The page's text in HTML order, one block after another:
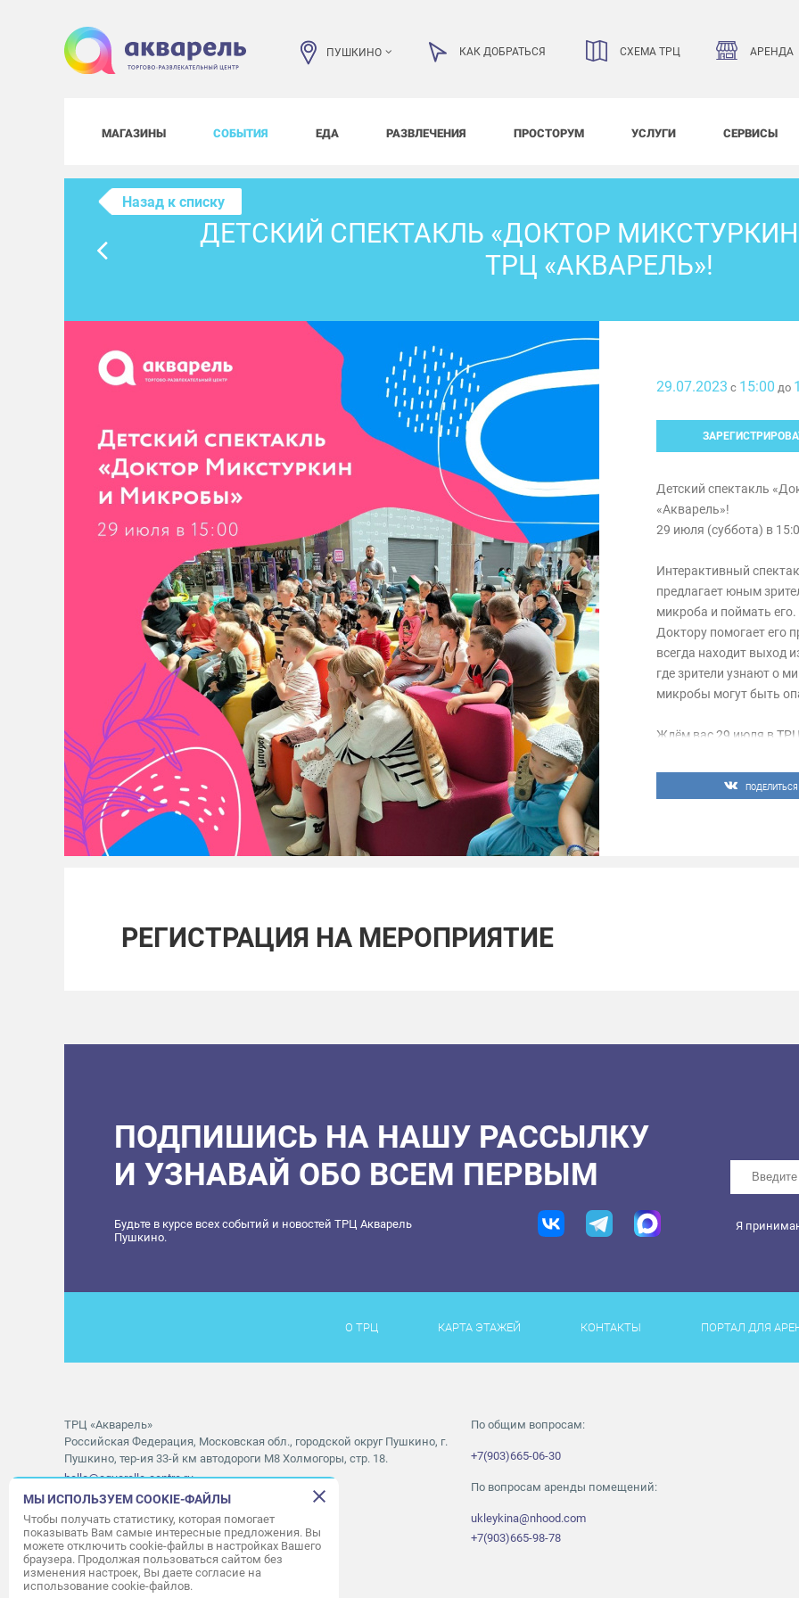
ПУШКИНО КАК ДОБРАТЬСЯ СХЕМА ТРЦ АРЕНДА
МАГАЗИНЫ СОБЫТИЯ ЕДА РАЗВЛЕЧЕНИЯ ПРОСТОРУМ УСЛУГИ СЕРВИСЫ
Назад к списку
ДЕТСКИЙ СПЕКТАКЛЬ «ДОКТОР
ТРЦ «АКВАРЕЛЬ»!
29.07.2023 с 15:00 до
Детский спектакль
«Акварель»!
29 июля (суббота) в
Интерактивный
предлагает юным
микроба и поймать
Доктору помогает его
всегда находит выход
где зрители узнают о
микробы могут быть
Ждём вас 29 июля в
https://
ПОДЕЛИТЬСЯ
РЕГИСТРАЦИЯ НА МЕРОПРИЯТИЕ
ПОДПИШИСЬ НА НАШУ РАССЫЛКУ
И УЗНАВАЙ ОБО ВСЕМ ПЕРВЫМ
Будьте в курсе всех событий и новостей ТРЦ Акварель
Пушкино.
Я
О ТРЦ КАРТА ЭТАЖЕЙ КОНТАКТЫ ПОРТАЛ ДЛЯ
ТРЦ «Акварель»
Российская Федерация, Московская обл., городской округ Пушкино, г.
Пушкино, тер-ия 33-й км автодороги М8 Холмогоры, стр. 18.
hello@aquarelle-centre.ru
Часы работы ТРЦ:с 10:00 до 22:00
Часы работы АШАН:с 07:30 до 23:00
Часы работы Мори Синема:с 10:00 до 01:00
По общим вопросам:
+7(903)665-06-30
По вопросам аренды помещений:
ukleykina@nhood.com
+7(903)665-98-78
МЫ ИСПОЛЬЗУЕМ COOKIE-ФАЙЛЫ
Чтобы получать статистику, которая помогает
показывать Вам самые интересные предложения. Вы
можете отключить cookie-файлы в настройках Вашего
браузера. Продолжая пользоваться сайтом без
изменения настроек, Вы даете согласие на
использование cookie-файлов.